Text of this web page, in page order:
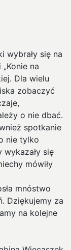
wybrały się na
na
Dla wielu
zobaczyć
o nie dbać.
spotkanie
nie tylko
wykazały się
mówiły
mnóstwo
Dziękujemy za
na kolejne